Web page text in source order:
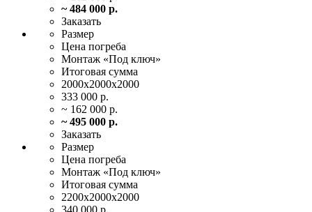
~ 484 000 р.
Заказать
Размер
Цена погреба
Монтаж «Под ключ»
Итоговая сумма
2000х2000х2000
333 000 р.
~ 162 000 р.
~ 495 000 р.
Заказать
Размер
Цена погреба
Монтаж «Под ключ»
Итоговая сумма
2200х2000х2000
340 000 р.